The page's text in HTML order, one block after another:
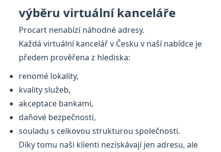
výběru virtuální kanceláře
Procart nenabízí náhodné adresy.
Každá virtuální kancelář v Česku v naší nabídce je
předem prověřena z hlediska:
renomé lokality,
kvality služeb,
akceptace bankami,
daňové bezpečnosti,
souladu s celkovou strukturou společnosti.
Díky tomu naši klienti nezískávají jen adresu, ale